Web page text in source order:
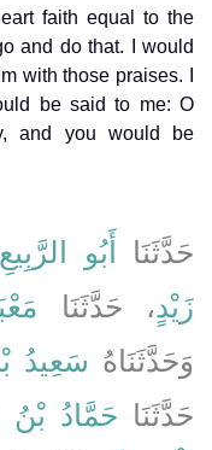
faith equal to the
and do that. I would
with those praises. I
be said to me: O
and you would be
حَدَّثَنَا أَبُو
زَيْدٍ ، حَدَّثَنَا
وَحَدَّثَنَاهُ سَعِيدُ
حَدَّثَنَا حَمَّادُ بْنُ